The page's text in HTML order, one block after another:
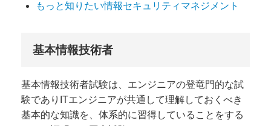
もっと知りたい情報セキュリティマネジメント
基本情報技術者
基本情報技術者試験は、エンジニアの登竜門的な試
験でありITエンジニアが共通して理解しておくべき
基本的な知識を、体系的に習得していることをする